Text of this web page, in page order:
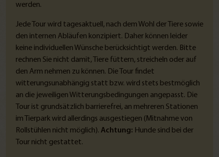
werden.
Jede Tour wird tagesaktuell, nach dem Wohl der Tiere sowie
den internen Abläufen konzipiert. Daher können leider
keine individuellen Wünsche berücksichtigt werden. Bitte
rechnen Sie nicht damit, Tiere füttern, streicheln oder auf
den Arm nehmen zu können. Die Tour findet
witterungsunabhängig statt bzw. wird stets bestmöglich
an die jeweiligen Witterungsbedingungen angepasst. Die
Tour ist grundsätzlich barrierefrei, an mehreren Stationen
im Tierpark wird allerdings ausgestiegen (Mitnahme von
Rollstühlen nicht möglich). Achtung: Hunde sind bei der
Tour nicht gestattet.